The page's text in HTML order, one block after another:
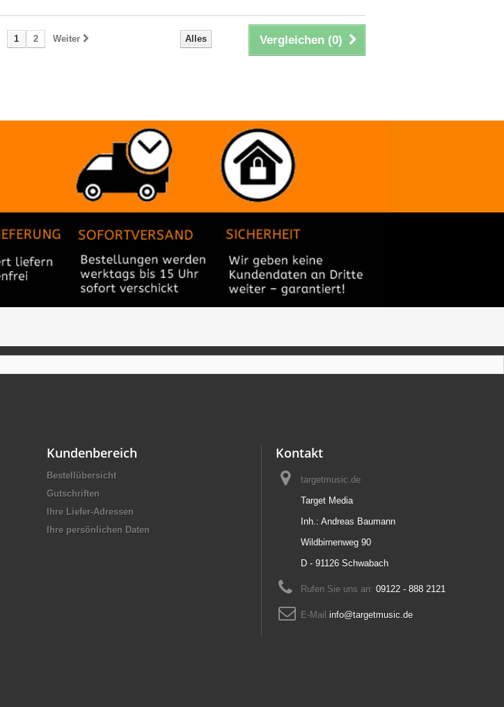
Vergleichen (0)
Alles
1 2 Weiter
Kundenbereich
Bestellübersicht
Gutschriften
Ihre Liefer-Adressen
Ihre persönlichen Daten
Kontakt
targetmusic.de
Target Media
Inh.: Andreas Baumann
Wildbirnenweg 90
D - 91126 Schwabach
Rufen Sie uns an: 09122 - 888 2121
E-Mail info@targetmusic.de